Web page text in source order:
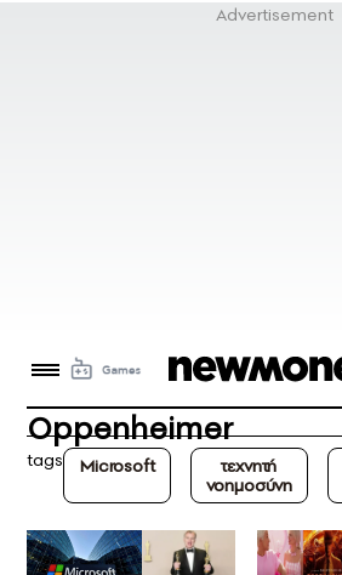
Oppenheimer
tags Microsoft
τεχνητή
νοημοσύνη